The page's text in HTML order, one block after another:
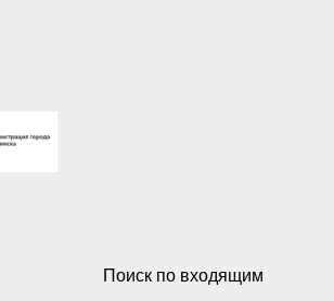
Поиск по входящим